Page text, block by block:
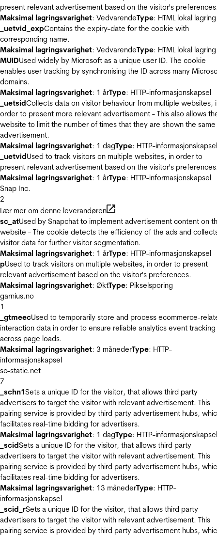
present relevant advertisement based on the visitor's
Maksimal lagringsvarighet: VedvarendeType: HTML lokal lagring
_uetvid_expContains the expiry-date for the cookie with
corresponding name.
Maksimal lagringsvarighet: VedvarendeType: HTML lokal lagring
MUIDUsed widely by Microsoft as a unique user ID. The cookie
enables user tracking by synchronising the ID across many
domains.
Maksimal lagringsvarighet: 1 årType: HTTP-informasjonskapsel
_uetsidCollects data on visitor behaviour from multiple websites,
order to present more relevant advertisement - This also allows
website to limit the number of times that they are shown the same
advertisement.
Maksimal lagringsvarighet: 1 dagType: HTTP-informasjonskapsel
_uetvidUsed to track visitors on multiple websites, in order to
present relevant advertisement based on the visitor's
Maksimal lagringsvarighet: 1 årType: HTTP-informasjonskapsel
Snap Inc.
2
Lær mer om denne leverandøren
sc_atUsed by Snapchat to implement advertisement content on
website - The cookie detects the efficiency of the ads and
visitor data for further visitor segmentation.
Maksimal lagringsvarighet: 1 årType: HTTP-informasjonskapsel
pUsed to track visitors on multiple websites, in order to present
relevant advertisement based on the visitor's preferences.
Maksimal lagringsvarighet: ØktType: Pikselsporing
garnius.no
1
_gtmeecUsed to temporarily store and process ecommerce-
interaction data in order to ensure reliable analytics event tracking
across page loads.
Maksimal lagringsvarighet: 3 månederType: HTTP-
informasjonskapsel
sc-static.net
7
_schn1Sets a unique ID for the visitor, that allows third party
advertisers to target the visitor with relevant advertisement. This
pairing service is provided by third party advertisement hubs,
facilitates real-time bidding for advertisers.
Maksimal lagringsvarighet: 1 dagType: HTTP-informasjonskapsel
_scidSets a unique ID for the visitor, that allows third party
advertisers to target the visitor with relevant advertisement. This
pairing service is provided by third party advertisement hubs,
facilitates real-time bidding for advertisers.
Maksimal lagringsvarighet: 13 månederType: HTTP-
informasjonskapsel
_scid_rSets a unique ID for the visitor, that allows third party
advertisers to target the visitor with relevant advertisement. This
pairing service is provided by third party advertisement hubs,